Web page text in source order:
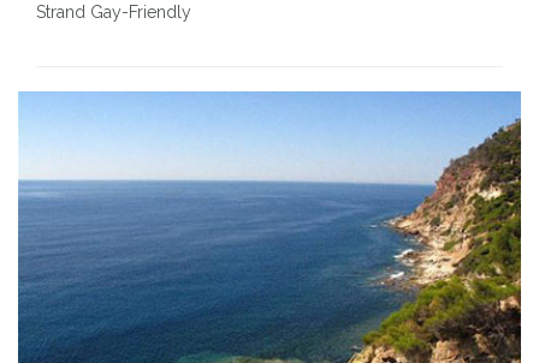
Strand Gay-Friendly